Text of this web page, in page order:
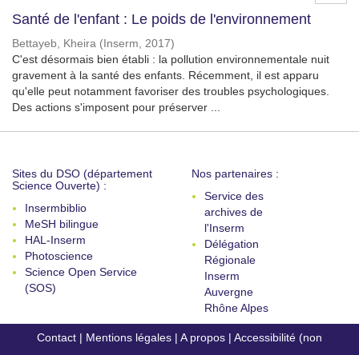
Santé de l'enfant : Le poids de l'environnement
Bettayeb, Kheira ( Inserm, 2017)
C'est désormais bien établi : la pollution environnementale nuit
gravement à la santé des enfants. Récemment, il est apparu
qu'elle peut notamment favoriser des troubles psychologiques.
Des actions s'imposent pour préserver ...
Sites du DSO (département
Science Ouverte) :
Insermbiblio
MeSH bilingue
HAL-Inserm
Photoscience
Science Open Service
(SOS)
Nos partenaires :
Service des
archives de
l'Inserm
Délégation
Régionale
Inserm
Auvergne
Rhône Alpes
Contact | Mentions légales | A propos | Accessibilité (non